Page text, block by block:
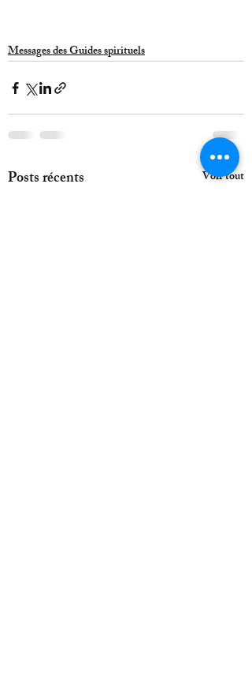
Messages des Guides spirituels
Posts récents Voir tout